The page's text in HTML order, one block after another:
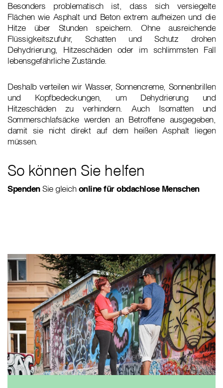
Besonders problematisch ist, dass sich versiegelte
Flächen wie Asphalt und Beton extrem aufheizen und die
Hitze über Stunden speichern. Ohne ausreichende
Flüssigkeitszufuhr, Schatten und Schutz drohen
Dehydrierung, Hitzeschäden oder im schlimmsten Fall
lebensgefährliche Zustände.
Deshalb verteilen wir Wasser, Sonnencreme, Sonnenbrillen
und Kopfbedeckungen, um Dehydrierung und
Hitzeschäden zu verhindern. Auch Isomatten und
Sommerschlafsäcke werden an Betroffene ausgegeben,
damit sie nicht direkt auf dem heißen Asphalt liegen
müssen.
So können Sie helfen
SpendenSie gleichonline für obdachlose Menschen